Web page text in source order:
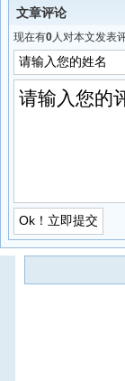
文章评论
现在有0人对本文发表